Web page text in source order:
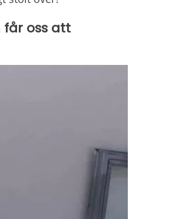
får oss att